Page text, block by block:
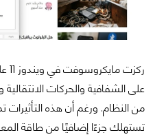
على الشفافية والحركات
من النظام. ورغم أن هذه التأثيرات
تستهلك جزءًا إضافيًا من طاقة